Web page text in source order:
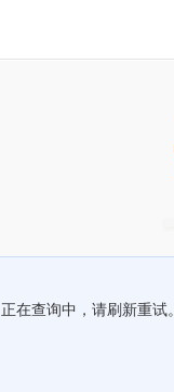
正在查询中，请刷新重试。